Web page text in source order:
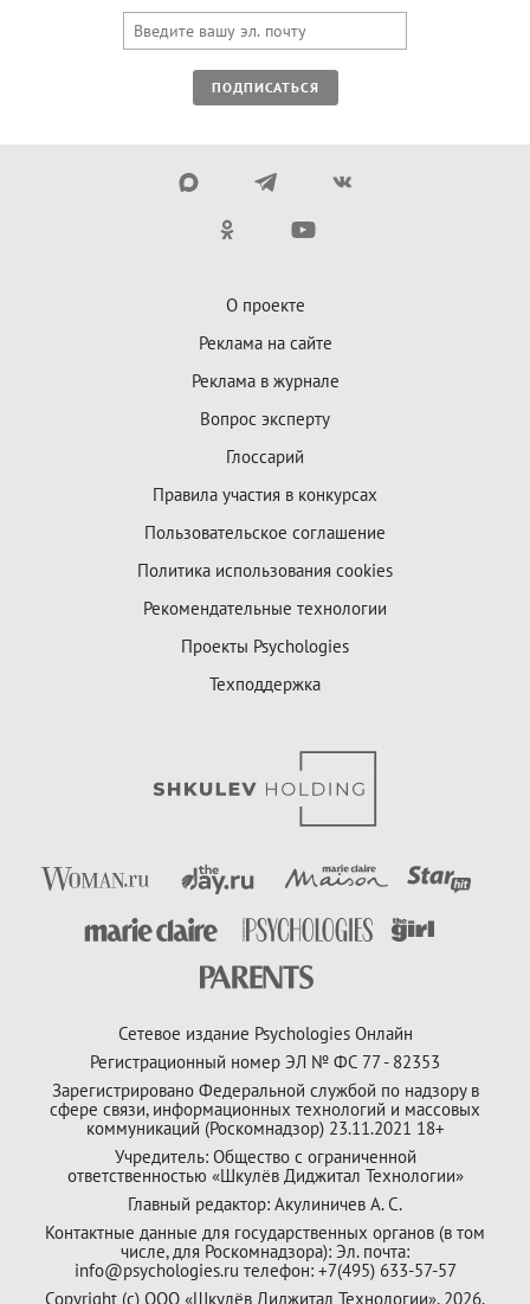
ПОДПИСАТЬСЯ
О проекте
Реклама на сайте
Реклама в журнале
Вопрос эксперту
Глоссарий
Правила участия в конкурсах
Пользовательское соглашение
Политика использования cookies
Рекомендательные технологии
Проекты Psychologies
Техподдержка
Сетевое издание Psychologies Онлайн
Регистрационный номер ЭЛ № ФС 77 - 82353
Зарегистрировано Федеральной службой по надзору в
сфере связи, информационных технологий и массовых
коммуникаций (Роскомнадзор) 23.11.2021 18+
Учредитель: Общество с ограниченной
ответственностью «Шкулёв Диджитал Технологии»
Главный редактор: Акулиничев А. С.
Контактные данные для государственных органов (в том
числе, для Роскомнадзора): Эл. почта:
info@psychologies.ru телефон: +7(495) 633-57-57
Copyright (с) ООО «Шкулёв Диджитал Технологии», 2026.